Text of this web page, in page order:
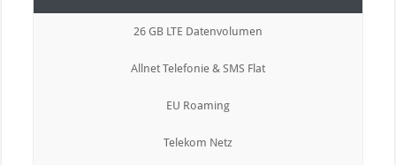
26 GB LTE Datenvolumen
Allnet Telefonie & SMS Flat
EU Roaming
Telekom Netz